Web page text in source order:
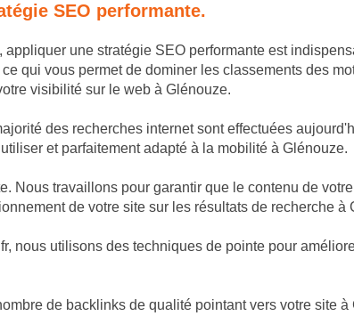
SEO performante.
une stratégie SEO performante est
qui vous permet de dominer les classements des
visibilité sur le web à Glénouze.
des recherches internet sont effectuées
et parfaitement adapté à la mobilité à Glénouze.
Nous travaillons pour garantir que le contenu de
de votre site sur les résultats de recherche à
nous utilisons des techniques de pointe pour
de backlinks de qualité pointant vers votre site à